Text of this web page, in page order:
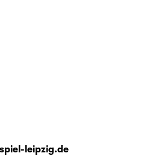
leipzig.de